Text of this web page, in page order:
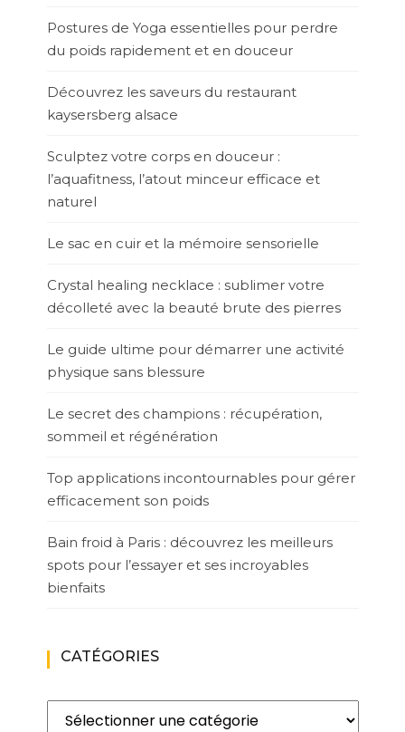
Postures de Yoga essentielles pour perdre
du poids rapidement et en douceur
Découvrez les saveurs du restaurant
kaysersberg alsace
Sculptez votre corps en douceur :
l’aquafitness, l’atout minceur efficace et
naturel
Le sac en cuir et la mémoire sensorielle
Crystal healing necklace : sublimer votre
décolleté avec la beauté brute des pierres
Le guide ultime pour démarrer une activité
physique sans blessure
Le secret des champions : récupération,
sommeil et régénération
Top applications incontournables pour gérer
efficacement son poids
Bain froid à Paris : découvrez les meilleurs
spots pour l’essayer et ses incroyables
bienfaits
CATÉGORIES
Catégories